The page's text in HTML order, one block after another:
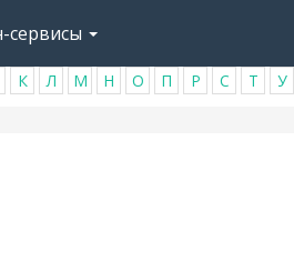
сервисы
К Л М Н О П Р С Т У